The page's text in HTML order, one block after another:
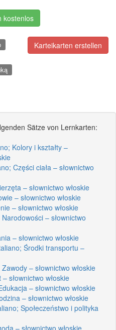
kostenlos
Karteikarten erstellen
Sätze von Lernkarten:
Kolory i kształty –
Części ciała – słownictwo
– słownictwo włoskie
– słownictwo włoskie
– słownictwo włoskie
– słownictwo
– słownictwo włoskie
Środki transportu –
– słownictwo włoskie
słownictwo włoskie
– słownictwo włoskie
– słownictwo włoskie
Społeczeństwo i polityka
– słownictwo włoskie